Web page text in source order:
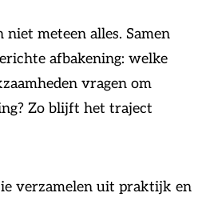
niet meteen alles. Samen
afbakening: welke
vragen om
Zo blijft het traject
verzamelen uit praktijk en